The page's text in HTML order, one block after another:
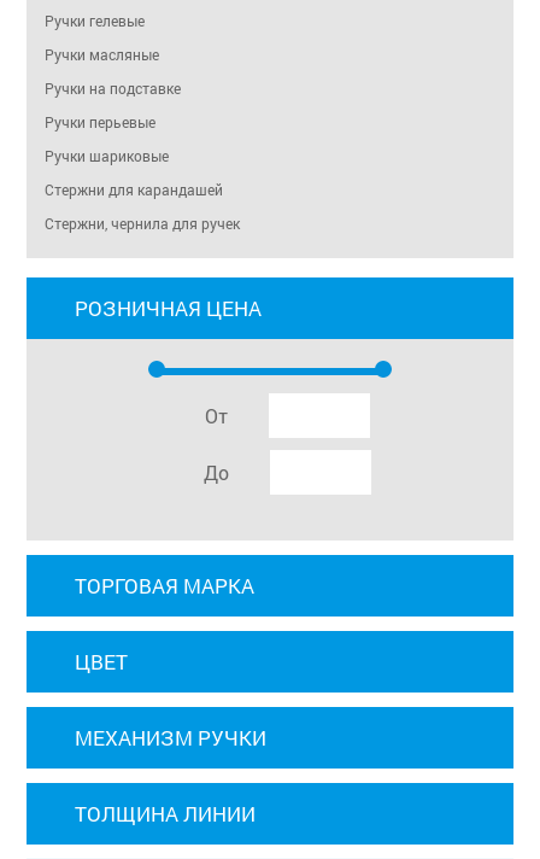
Ручки гелевые
Ручки масляные
Ручки на подставке
Ручки перьевые
Ручки шариковые
Стержни для карандашей
Стержни, чернила для ручек
РОЗНИЧНАЯ ЦЕНА
От
До
ТОРГОВАЯ МАРКА
ЦВЕТ
МЕХАНИЗМ РУЧКИ
ТОЛЩИНА ЛИНИИ